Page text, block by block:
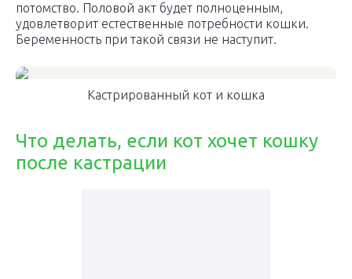
потомство. Половой акт будет полноценным,
удовлетворит естественные потребности кошки.
Беременность при такой связи не наступит.
Кастрированный кот и кошка
Что делать, если кот хочет кошку
после кастрации